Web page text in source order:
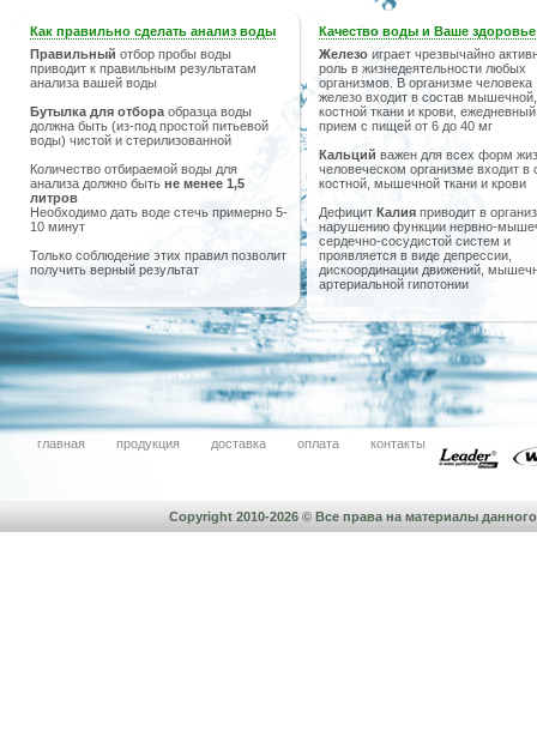
Как правильно сделать анализ воды
Правильный отбор пробы воды
приводит к правильным результатам
анализа вашей воды
Бутылка для отбора образца воды
должна быть (из-под простой питьевой
воды) чистой и стерилизованной
Количество отбираемой воды для
анализа должно быть не менее 1,5
литров
Необходимо дать воде стечь примерно 5-
10 минут
Только соблюдение этих правил позволит
получить верный результат
Качество воды и Ваше здоровье
Железо играет чрезвычайно
роль в жизнедеятельности любых
организмов. В организме человека
железо входит в состав мышечной,
костной ткани и крови, ежедневный
прием с пищей от 6 до 40 мг
Кальций важен для всех форм
человеческом организме входит в
костной, мышечной ткани и крови
Дефицит Калия приводит в
нарушению функции нервно-
сердечно-сосудистой систем и
проявляется в виде депрессии,
дискоординации движений,
артериальной гипотонии
главная продукция доставка оплата контакты
Copyright 2010-2026 © Все права на материалы